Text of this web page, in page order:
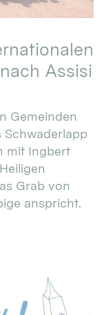
Assisi
Gemeinden
Schwaderlapp
mit Ingbert
Grab von
anspricht.